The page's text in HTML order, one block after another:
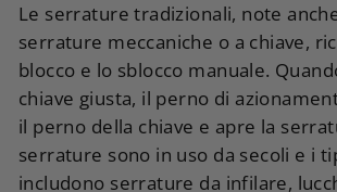
Le serrature tradizionali, note
serrature meccaniche o a chiave,
blocco e lo sblocco manuale.
chiave giusta, il perno di
il perno della chiave e apre la
serrature sono in uso da secoli e i
includono serrature da infilare,